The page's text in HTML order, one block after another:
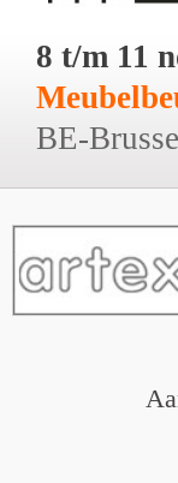
8 t/m 11
BE-